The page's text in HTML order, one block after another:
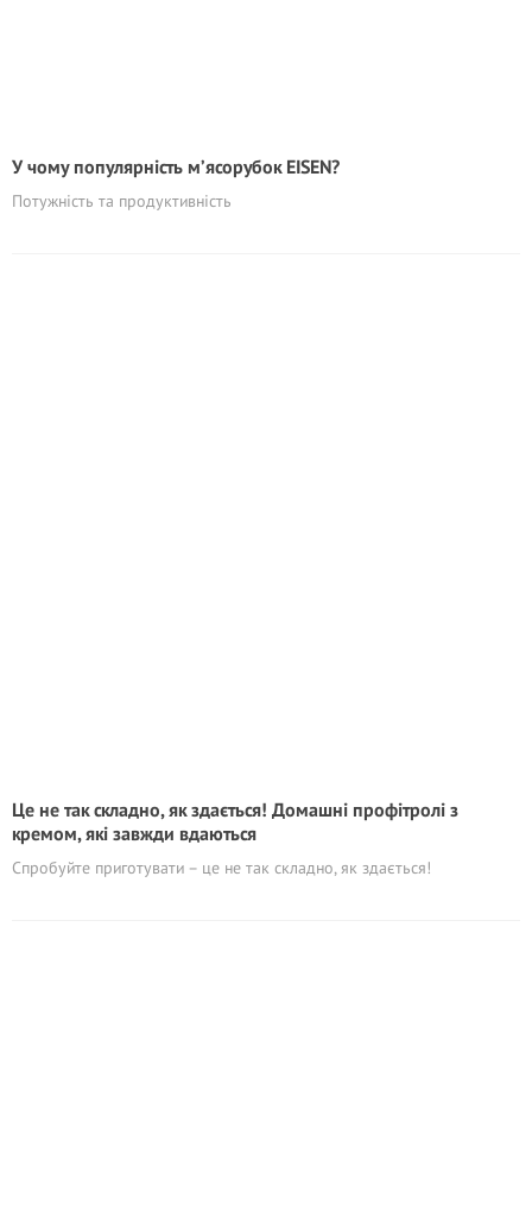
У чому популярність м’ясорубок EISEN?
Потужність та продуктивність
Це не так складно, як здається! Домашні профітролі з
кремом, які завжди вдаються
Спробуйте приготувати – це не так складно, як здається!